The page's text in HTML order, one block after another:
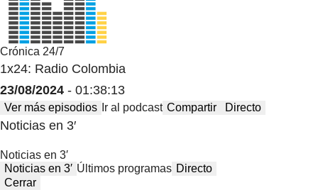
Crónica 24/7
1x24: Radio Colombia
23/08/2024 - 01:38:13
Ver más episodios Ir al podcast Compartir Directo
Noticias en 3′
Noticias en 3′
Noticias en 3′ Últimos programas Directo
Cerrar